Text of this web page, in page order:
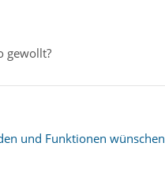
gewollt?
und Funktionen wünschen